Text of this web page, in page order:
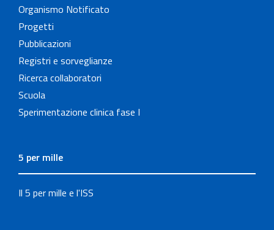
Organismo Notificato
Progetti
Pubblicazioni
Registri e sorveglianze
Ricerca collaboratori
Scuola
Sperimentazione clinica fase I
5 per mille
Il 5 per mille e l'ISS